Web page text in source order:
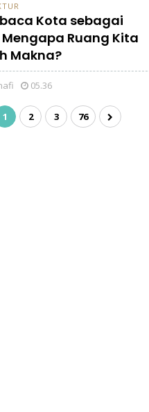
Kota sebagai
Mengapa Ruang Kita
Makna?
05.36
1 2 3 76